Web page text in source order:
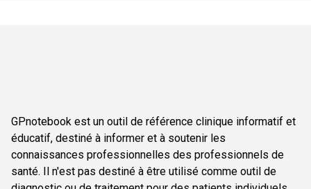
GPnotebook est un outil de référence clinique informatif et
éducatif, destiné à informer et à soutenir les
connaissances professionnelles des professionnels de
santé. Il n'est pas destiné à être utilisé comme outil de